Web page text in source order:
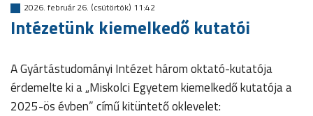
2026. február 26. (csütörtök) 11:42
Intézetünk kiemelkedő kutatói
A Gyártástudományi Intézet három oktató-kutatója
érdemelte ki a „Miskolci Egyetem kiemelkedő kutatója a
2025-ös évben” című kitüntető oklevelet: